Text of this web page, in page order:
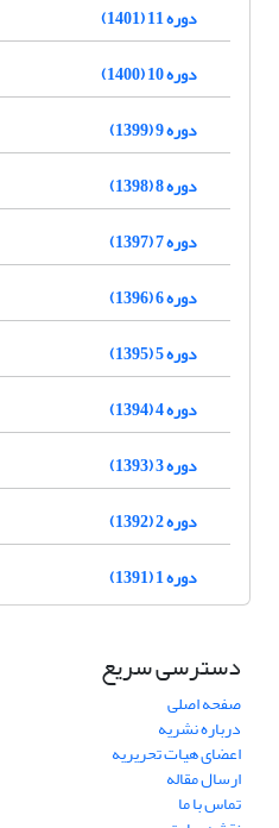
دوره 11 (1401)
دوره 10 (1400)
دوره 9 (1399)
دوره 8 (1398)
دوره 7 (1397)
دوره 6 (1396)
دوره 5 (1395)
دوره 4 (1394)
دوره 3 (1393)
دوره 2 (1392)
دوره 1 (1391)
دسترسی سریع
صفحه اصلی
درباره نشریه
اعضای هیات تحریریه
ارسال مقاله
تماس با ما